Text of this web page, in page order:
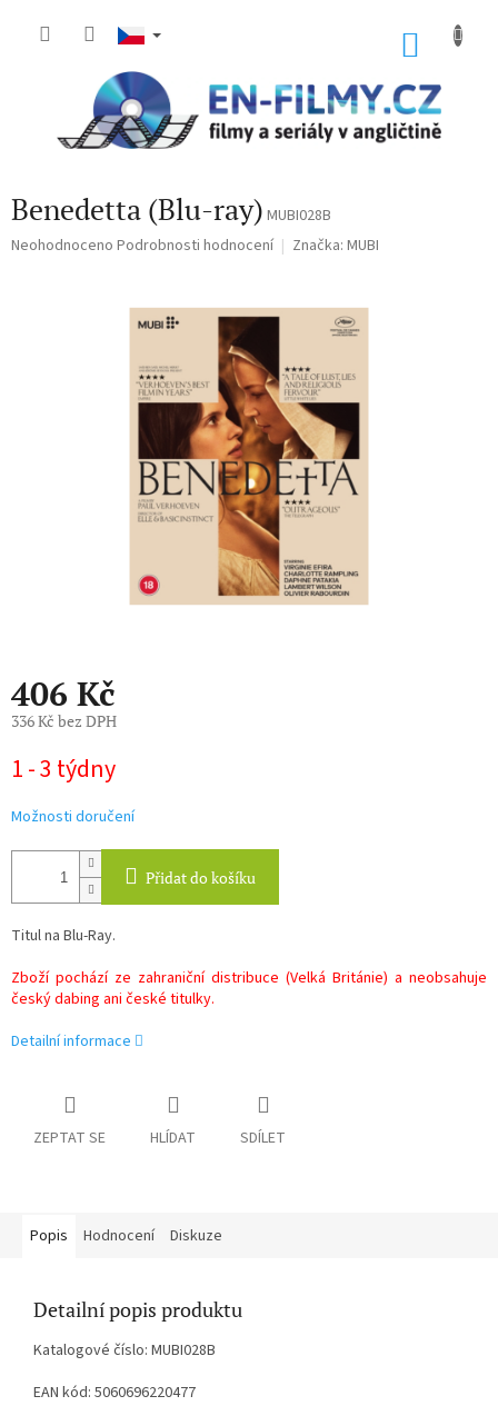
Benedetta (Blu-ray) MUBI028B
Průměrné
Neohodnoceno Podrobnosti hodnocení Značka: MUBI
406 Kč
336 Kč bez DPH
cena:
1 - 3 týdny
Možnosti doručení
Přidat do košíku
Titul na Blu-Ray.
Zboží pochází ze zahraniční distribuce (Velká Británie) a neobsahuje
český dabing ani české titulky.
Detailní informace
ZEPTAT SE HLÍDAT SDÍLET
Popis Hodnocení Diskuze
Detailní popis produktu
Katalogové číslo: MUBI028B
EAN kód: 5060696220477